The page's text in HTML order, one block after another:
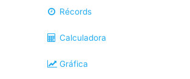
Récords
Calculadora
Gráfica